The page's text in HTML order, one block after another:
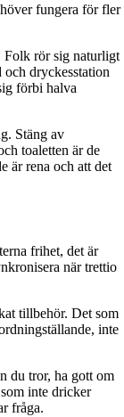
fungera för fler
Folk rör sig naturligt
dryckesstation
förbi halva
Stäng av
toaletten är de
är rena och att det
frihet, det är
när trettio
tillbehör. Det som
inte
du tror, ha gott om
inte dricker
fråga.